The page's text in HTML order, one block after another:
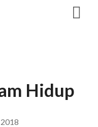
Hidup